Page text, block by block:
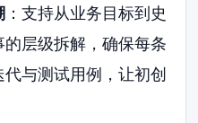
：支持从业务目标到史
层级拆解，确保每条
与测试用例，让初创